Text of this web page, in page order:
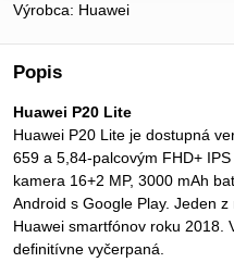
Výrobca: Huawei
Popis
Huawei P20 Lite
Huawei P20 Lite je dostupná
659 a 5,84-palcovým FHD+
kamera 16+2 MP, 3000 mAh
Android s Google Play. Jeden
Huawei smartfónov roku 2018.
definitívne vyčerpaná.